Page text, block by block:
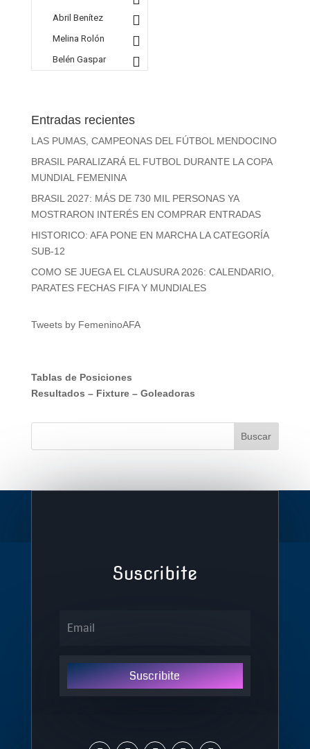
Abril Benítez
Melina Rolón
Belén Gaspar
Entradas recientes
LAS PUMAS, CAMPEONAS DEL FÚTBOL MENDOCINO
BRASIL PARALIZARÁ EL FUTBOL DURANTE LA COPA
MUNDIAL FEMENINA
BRASIL 2027: MÁS DE 730 MIL PERSONAS YA
MOSTRARON INTERÉS EN COMPRAR ENTRADAS
HISTORICO: AFA PONE EN MARCHA LA CATEGORÍA
SUB-12
COMO SE JUEGA EL CLAUSURA 2026: CALENDARIO,
PARATES FECHAS FIFA Y MUNDIALES
Tweets by FemeninoAFA
Tablas de Posiciones
Resultados – Fixture– Goleadoras
Suscribite
Suscribite